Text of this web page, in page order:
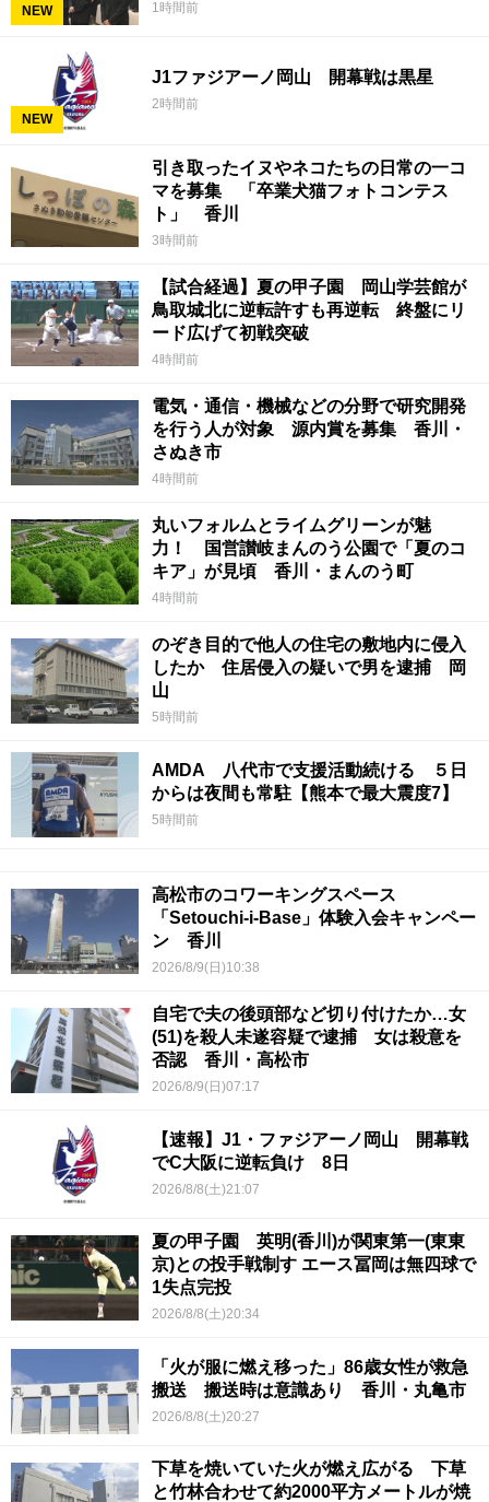
NEW 1時間前
NEW
J1ファジアーノ岡山 開幕戦は黒星
2時間前
引き取ったイヌやネコたちの日常の一コ
マを募集 「卒業犬猫フォトコンテス
ト」 香川
3時間前
【試合経過】夏の甲子園 岡山学芸館が
鳥取城北に逆転許すも再逆転 終盤にリ
ード広げて初戦突破
4時間前
電気・通信・機械などの分野で研究開発
を行う人が対象 源内賞を募集 香川・
さぬき市
4時間前
丸いフォルムとライムグリーンが魅
力！ 国営讃岐まんのう公園で「夏のコ
キア」が見頃 香川・まんのう町
4時間前
のぞき目的で他人の住宅の敷地内に侵入
したか 住居侵入の疑いで男を逮捕 岡
山
5時間前
AMDA 八代市で支援活動続ける ５日
からは夜間も常駐【熊本で最大震度7】
5時間前
高松市のコワーキングスペース
「Setouchi-i-Base」体験入会キャンペー
ン 香川
2026/8/9(日)10:38
自宅で夫の後頭部など切り付けたか…女
(51)を殺人未遂容疑で逮捕 女は殺意を
否認 香川・高松市
2026/8/9(日)07:17
【速報】J1・ファジアーノ岡山 開幕戦
でC大阪に逆転負け 8日
2026/8/8(土)21:07
夏の甲子園 英明(香川)が関東第一(東東
京)との投手戦制す エース冨岡は無四球で
1失点完投
2026/8/8(土)20:34
「火が服に燃え移った」86歳女性が救急
搬送 搬送時は意識あり 香川・丸亀市
2026/8/8(土)20:27
下草を焼いていた火が燃え広がる 下草
と竹林合わせて約2000平方メートルが焼